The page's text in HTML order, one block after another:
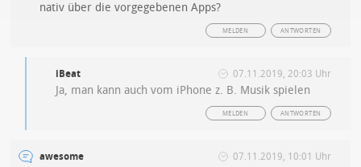
nativ über die vorgegebenen Apps?
ANTWORTEN
MELDEN
iBeat 07.11.2019, 20:03 Uhr
Ja, man kann auch vom iPhone z. B. Musik spielen
ANTWORTEN
MELDEN
awesome 07.11.2019, 10:01 Uhr